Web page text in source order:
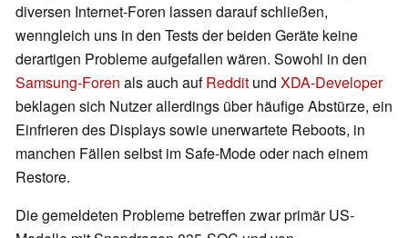
diversen Internet-Foren lassen darauf schließen,
wenngleich uns in den Tests der beiden Geräte keine
derartigen Probleme aufgefallen wären. Sowohl in den
Samsung-Foren als auch aufReddit und XDA-Developer
beklagen sich Nutzer allerdings über häufige Abstürze, ein
Einfrieren des Displays sowie unerwartete Reboots, in
manchen Fällen selbst im Safe-Mode oder nach einem
Restore.
Die gemeldeten Probleme betreffen zwar primär US-